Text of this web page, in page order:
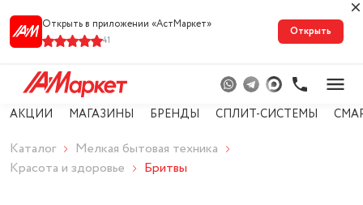
Открыть в приложении «АстМарке‪т‬»
41
Открыть
АКЦИИ МАГАЗИНЫ БРЕНДЫ СПЛИТ-СИСТЕМЫ
Каталог
Мелкая бытовая техника
Красота и здоровье
Бритвы